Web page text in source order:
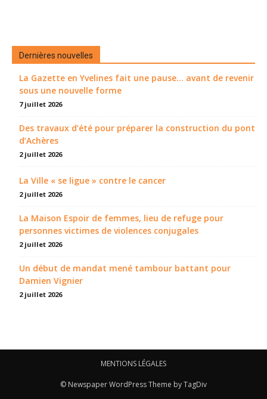
Dernières nouvelles
La Gazette en Yvelines fait une pause... avant de revenir
sous une nouvelle forme
7 juillet 2026
Des travaux d’été pour préparer la construction du pont
d’Achères
2 juillet 2026
La Ville « se ligue » contre le cancer
2 juillet 2026
La Maison Espoir de femmes, lieu de refuge pour
personnes victimes de violences conjugales
2 juillet 2026
Un début de mandat mené tambour battant pour
Damien Vignier
2 juillet 2026
MENTIONS LÉGALES
© Newspaper WordPress Theme by TagDiv